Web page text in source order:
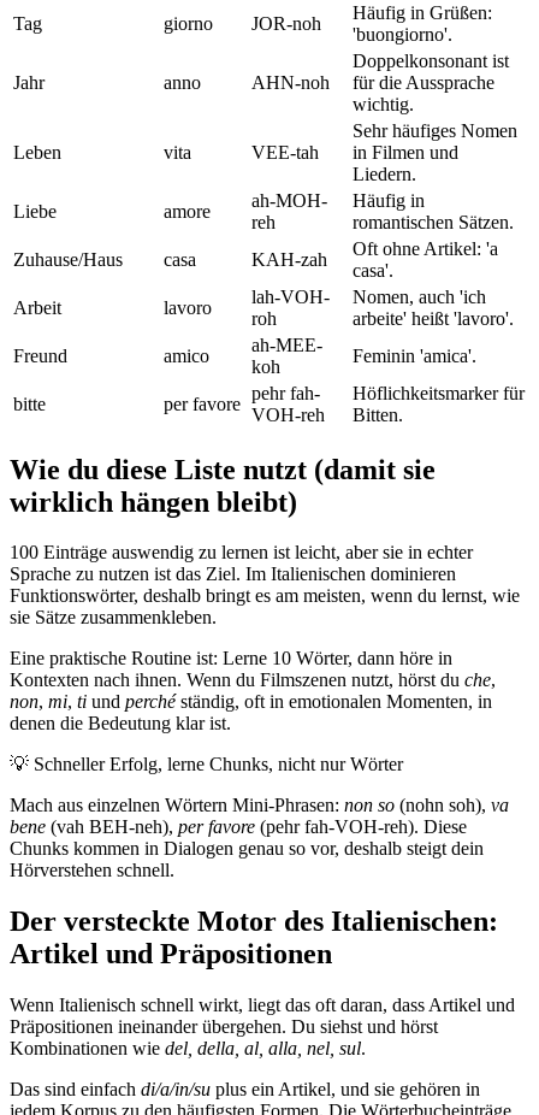
Tag
giorno JOR-noh
Häufig in Grüßen:
'buongiorno'.
Jahr anno AHN-noh
Doppelkonsonant ist
für die Aussprache
wichtig.
Leben vita VEE-tah
Sehr häufiges Nomen
in Filmen und
Liedern.
Liebe
amore
ah-MOH-
reh
Häufig in
romantischen Sätzen.
Zuhause/Haus
casa KAH-zah
Oft ohne Artikel: 'a
casa'.
Arbeit
lavoro
lah-VOH-
roh
Nomen, auch 'ich
arbeite' heißt 'lavoro'.
Freund
amico
ah-MEE-
koh
Feminin 'amica'.
bitte per favore
pehr fah-
VOH-reh
Höflichkeitsmarker für
Bitten.
Wie du diese Liste nutzt (damit sie
wirklich hängen bleibt)
100 Einträge auswendig zu lernen ist leicht, aber sie in echter
Sprache zu nutzen ist das Ziel. Im Italienischen dominieren
Funktionswörter, deshalb bringt es am meisten, wenn du lernst, wie
sie Sätze zusammenkleben.
Eine praktische Routine ist: Lerne 10 Wörter, dann höre in
Kontexten nach ihnen. Wenn du Filmszenen nutzt, hörst du che,
non, mi, ti und perchéständig, oft in emotionalen Momenten, in
denen die Bedeutung klar ist.
💡 Schneller Erfolg, lerne Chunks, nicht nur Wörter
Mach aus einzelnen Wörtern Mini-Phrasen: non so (nohn soh), va
bene (vah BEH-neh), per favore (pehr fah-VOH-reh). Diese
Chunks kommen in Dialogen genau so vor, deshalb steigt dein
Hörverstehen schnell.
Der versteckte Motor des Italienischen:
Artikel und Präpositionen
Wenn Italienisch schnell wirkt, liegt das oft daran, dass Artikel und
Präpositionen ineinander übergehen. Du siehst und hörst
Kombinationen wie del, della, al, alla, nel, sul.
Das sind einfach di/a/in/su plus ein Artikel, und sie gehören in